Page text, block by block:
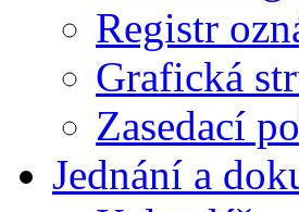
Registr
Grafická
Zasedací
Jednání a